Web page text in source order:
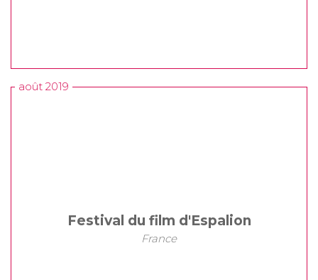
août 2019
Festival du film d'Espalion
France